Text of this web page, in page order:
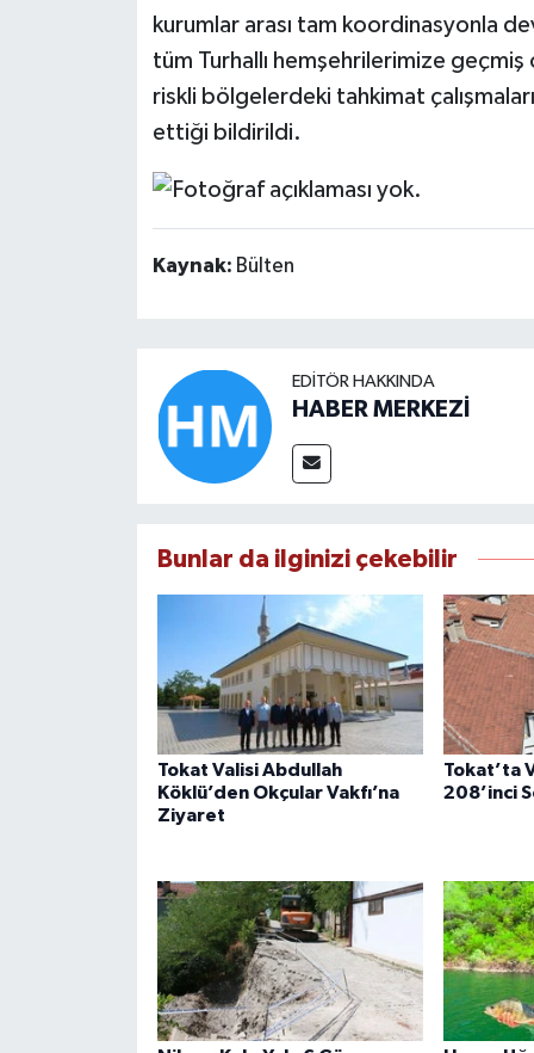
kurumlar arası tam koordinasyonla
tüm Turhallı hemşehrilerimize
riskli bölgelerdeki tahkimat
ettiği bildirildi.
Kaynak: Bülten
EDITÖR HAKKINDA
HABER MERKEZİ
Bunlar da ilginizi çekebilir
Tokat Valisi Abdullah
Köklü’den Okçular Vakfı’na
Ziyaret
Tokat’ta
208’inci